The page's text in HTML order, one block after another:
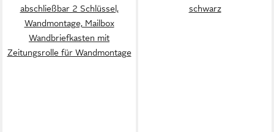
abschließbar 2 Schlüssel,
Wandmontage, Mailbox
Wandbriefkasten mit
Zeitungsrolle für Wandmontage
schwarz